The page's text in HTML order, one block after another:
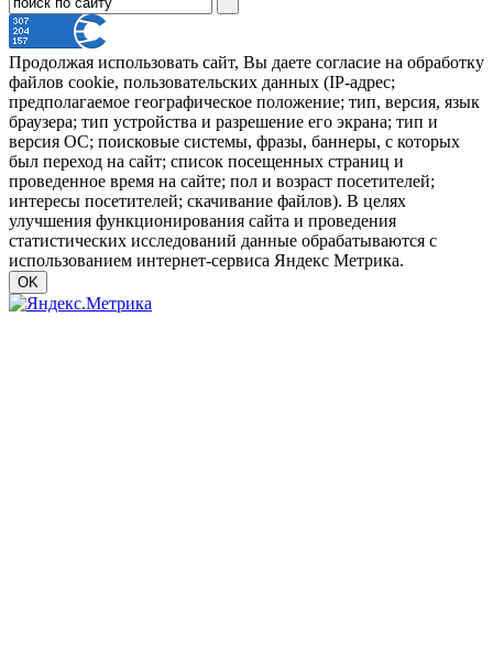
Продолжая использовать сайт, Вы даете согласие на обработку
файлов cookie, пользовательских данных (IP-адрес;
предполагаемое географическое положение; тип, версия, язык
браузера; тип устройства и разрешение его экрана; тип и
версия ОС; поисковые системы, фразы, баннеры, с которых
был переход на сайт; список посещенных страниц и
проведенное время на сайте; пол и возраст посетителей;
интересы посетителей; скачивание файлов). В целях
улучшения функционирования сайта и проведения
статистических исследований данные обрабатываются с
использованием интернет-сервиса Яндекс Метрика.
OK